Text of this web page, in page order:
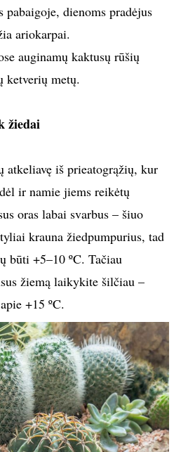
pabaigoje, dienoms pradėjus
ariokarpai.
auginamų kaktusų rūšių
ketverių metų.
žiedai
iš prieatogrąžių, kur
ir namie jiems reikėtų
oras labai svarbus – šiuo
krauna žiedpumpurius, tad
būti +5–10 ºC. Tačiau
žiemą laikykite šilčiau –
+15 ºC.